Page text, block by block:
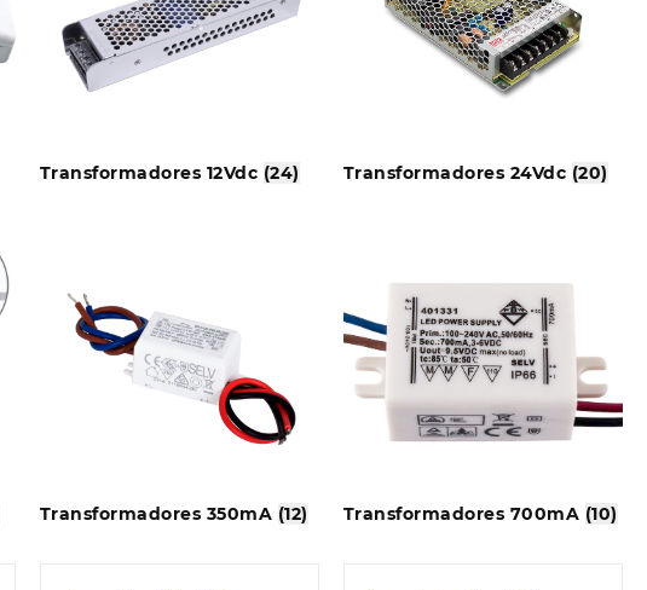
Transformadores 12Vdc (24) Transformadores 24Vdc (20)
Transformadores 350mA (12) Transformadores 700mA (10)